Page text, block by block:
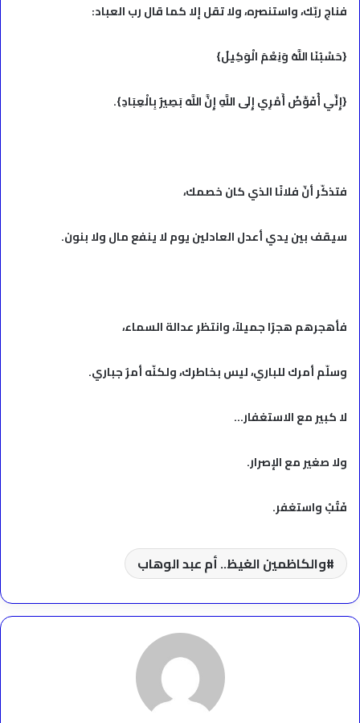
فناجِ ربّك، واستنصره، ولا تقل إلا كما قال رب العباد:
{حَسْبُنَا اللَّهُ وَنِعْمَ الْوَكِيلُ}
{إِنِّي أُفَوِّضُ أَمْرِي إِلَى اللَّهِ إِنَّ اللَّهَ بَصِيرٌ بِالْعِبَادِ}.
فتذكّر أنّ فلانًا الذي كان خصمك،
سيقف بين يدي أعدل العادلين يوم لا ينفع مال ولا بنون.
فأهجرهم هجرًا جميلاً، وانتظر عدالة السماء،
وسلّم أمرك للباري، ليس بخاطرك، ولكنّه أمرٌ جباري.
لا كبير مع الاستغفار…
ولا صغير مع الإصرار.
فَتُبْ واستغفر.
والكاظمين الغيظ.. أم عبد الوهاب